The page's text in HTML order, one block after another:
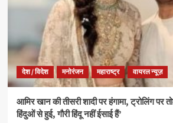
देश / विदेश मनोरंजन महाराष्ट्र वायरल न्यूज़
आमिर खान की तीसरी शादी पर हंगामा, ट्रोलिंग पर
हिंदुओं से हुई, गौरी हिंदू नहीं ईसाई हैं’